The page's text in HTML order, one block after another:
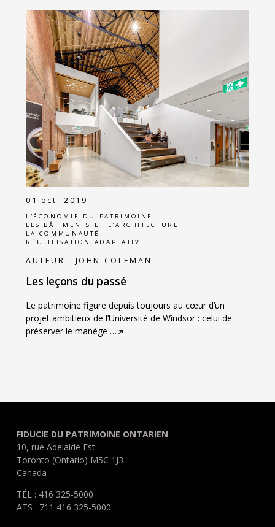
01 oct. 2019
L'ÉCONOMIE DU PATRIMOINE
LES BÂTIMENTS ET L'ARCHITECTURE
LA COMMUNAUTÉ
RÉUTILISATION ADAPTATIVE
AUTEUR : JOHN COLEMAN
Les leçons du passé
Le patrimoine figure depuis toujours au cœur d’un
projet ambitieux de l’Université de Windsor : celui de
préserver le manège …
FIDUCIE DU PATRIMOINE ONTARIEN
10, rue Adelaide Est
Toronto (Ontario) M5C 1J3
Canada
TÉL : 416 325-5000
ATS : 711 416 325-5000